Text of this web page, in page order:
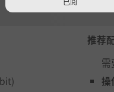
推荐
需
操